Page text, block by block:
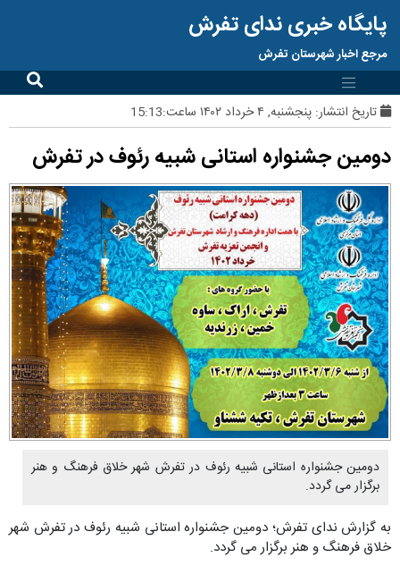
پایگاه خبری ندای تفرش
مرجع اخبار شهرستان تفرش
تاریخ انتشار: پنجشنبه, ۴ خرداد ۱۴۰۲ ساعت:15:13
دومین جشنواره استانی شبیه رئوف در تفرش
دومین جشنواره استانی شبیه رئوف در تفرش شهر خلاق فرهنگ و هنر
برگزار می گردد.
به گزارش ندای تفرش؛ دومین جشنواره استانی شبیه رئوف در تفرش شهر
خلاق فرهنگ و هنر برگزار می گردد.